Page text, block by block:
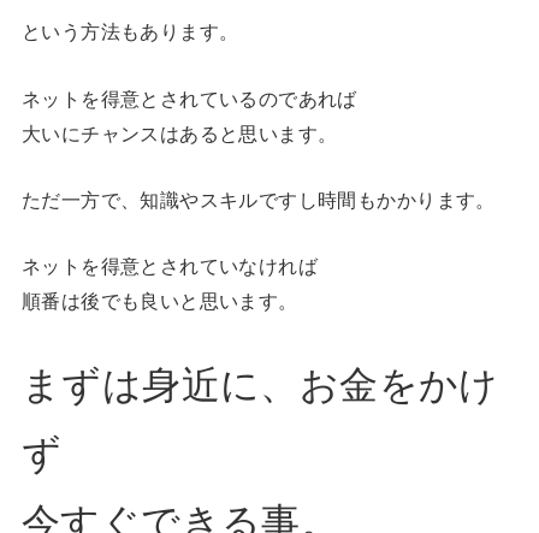
という方法もあります。
ネットを得意とされているのであれば
大いにチャンスはあると思います。
ただ一方で、知識やスキルですし時間もかかります。
ネットを得意とされていなければ
順番は後でも良いと思います。
まずは身近に、お金をかけ
ず
今すぐできる事。